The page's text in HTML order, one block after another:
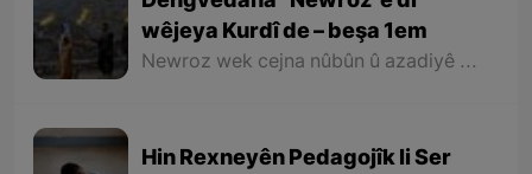
wêjeya Kurdî de – beşa 1em
Newroz wek cejna nûbûn û azadiyê di wêjeya Kurdî de û li cem helbestvan û nivîskarên Kurd, hertim girîngiya xwe hebûye. Helbestvan û nivîskarên Kurd di helbest û nivîsên xwe de Newroz wek bedewiyek, dergeheke azadiyê û sembola rizgariya netewî bi kar anîne. Ev mijare jî vedigere bo girêdana înkarkirî ya Kurd û Kurdistanê bi Newrozê re.
Hin Rexneyên Pedagojîk li Ser